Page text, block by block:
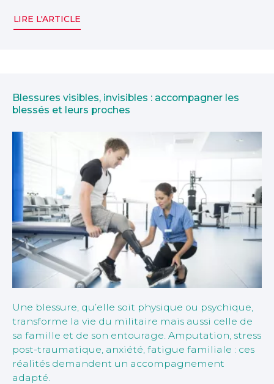
LIRE L'ARTICLE
Blessures visibles, invisibles : accompagner les
blessés et leurs proches
Une blessure, qu’elle soit physique ou psychique,
transforme la vie du militaire mais aussi celle de
sa famille et de son entourage. Amputation, stress
post-traumatique, anxiété, fatigue familiale : ces
réalités demandent un accompagnement
adapté.